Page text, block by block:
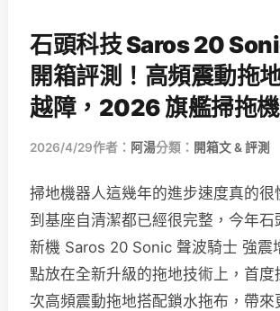
石頭科技 Saros 20
開箱評測！高頻震動拖
越障，2026 旗艦掃拖
2026/4/29作者： 阿湯分類： 開箱文 & 評測
掃地機器人這幾年的進步速度真的很
到基座自清潔都已經很完整，今年
新機 Saros 20 Sonic 聲波騎士 強震
點放在全新升級的拖地技術上，首
次高頻震動拖地搭配鎖水拖布，帶來